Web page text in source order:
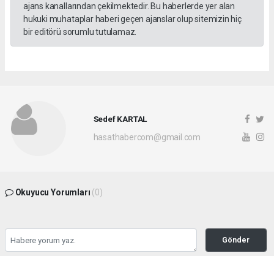
ajans kanallarından çekilmektedir. Bu haberlerde yer alan
hukuki muhataplar haberi geçen ajanslar olup sitemizin hiç
bir editörü sorumlu tutulamaz.
Sedef KARTAL
hasathabercom@gmail.com
Okuyucu Yorumları (0)
Gönder